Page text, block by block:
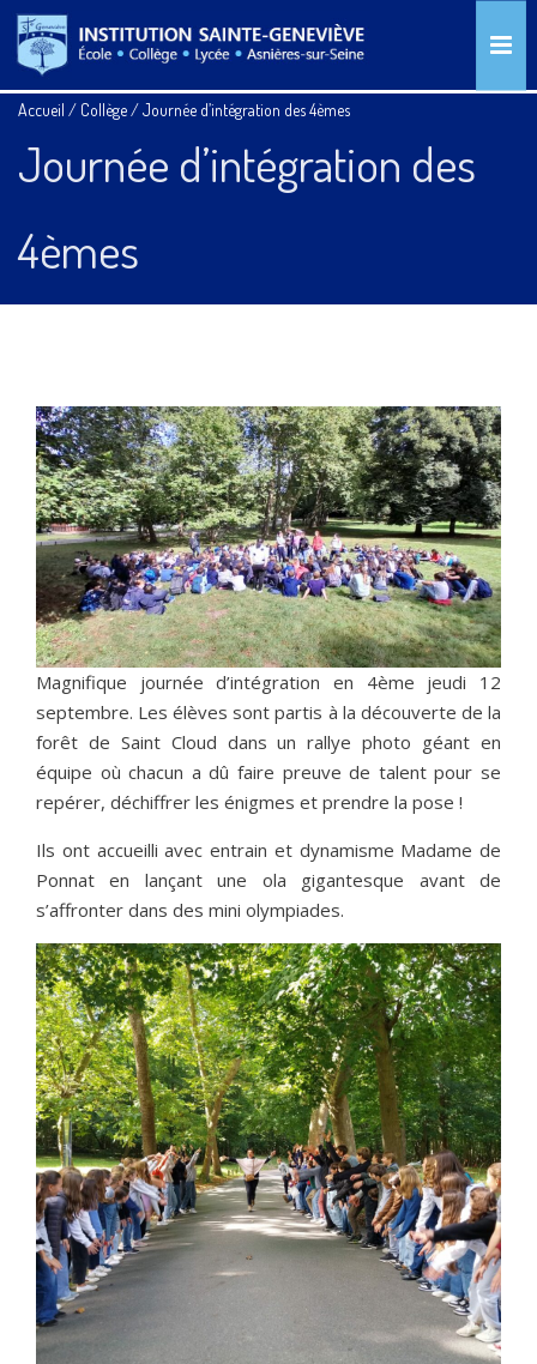
Accueil / Collège/Journée d’intégration des 4èmes
Journée d’intégration des
4èmes
Magnifique journée d’intégration en 4ème jeudi 12
septembre. Les élèves sont partis à la découverte de la
forêt de Saint Cloud dans un rallye photo géant en
équipe où chacun a dû faire preuve de talent pour se
repérer, déchiffrer les énigmes et prendre la pose !
Ils ont accueilli avec entrain et dynamisme Madame de
Ponnat en lançant une ola gigantesque avant de
s’affronter dans des mini olympiades.